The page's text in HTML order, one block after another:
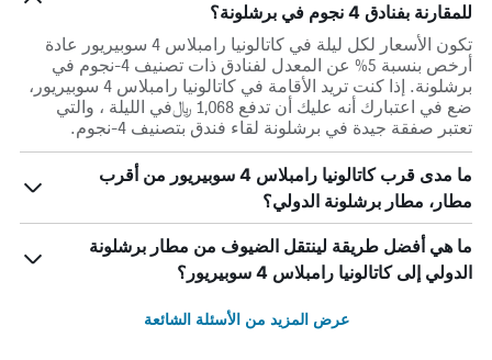
للمقارنة بفنادق 4 نجوم في برشلونة؟
تكون الأسعار لكل ليلة في كاتالونيا رامبلاس 4 سوبيريور عادة
أرخص بنسبة 5% عن المعدل لفنادق ذات تصنيف 4-نجوم في
برشلونة. إذا كنت تريد الأقامة في كاتالونيا رامبلاس 4 سوبيريور،
ضع في اعتبارك أنه عليك أن تدفع 1,068 ﷼في الليلة ، والتي
تعتبر صفقة جيدة في برشلونة لقاء فندق بتصنيف 4-نجوم.
ما مدى قرب كاتالونيا رامبلاس 4 سوبيريور من أقرب
مطار، مطار برشلونة الدولي؟
ما هي أفضل طريقة لينتقل الضيوف من مطار برشلونة
الدولي إلى كاتالونيا رامبلاس 4 سوبيريور؟
عرض المزيد من الأسئلة الشائعة